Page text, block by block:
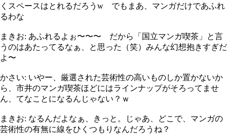
くスペースはとれるだろうw でもまあ、マンガだけであふれ
るわな
まきお: あふれるよぉ〜〜〜 だから「国立マンガ喫茶」と言
うのはあたってるなぁ、と思った（笑）みんな幻想抱きすぎだ
よ〜
かさい: いやー、厳選された芸術性の高いものしか置かないか
ら、市井のマンガ喫茶ほどにはラインナップがそろってませ
ん、てなことになるんじゃない？ｗ
まきお: なるんだよなぁ、きっと。じゃあ、どこで、マンガの
芸術性の有無に線をひくつもりなんだろうね？